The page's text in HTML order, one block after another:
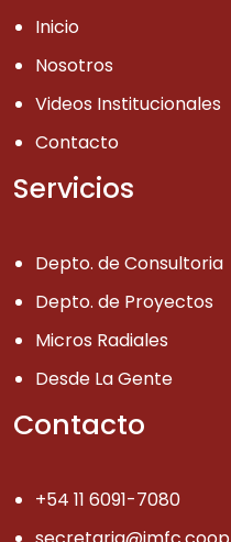
Inicio
Nosotros
Videos Institucionales
Contacto
Servicios
Depto. de Consultoria
Depto. de Proyectos
Micros Radiales
Desde La Gente
Contacto
+54 11 6091-7080